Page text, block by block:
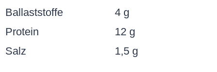
Ballaststoffe
4 g
Protein
12 g
Salz
1,5 g